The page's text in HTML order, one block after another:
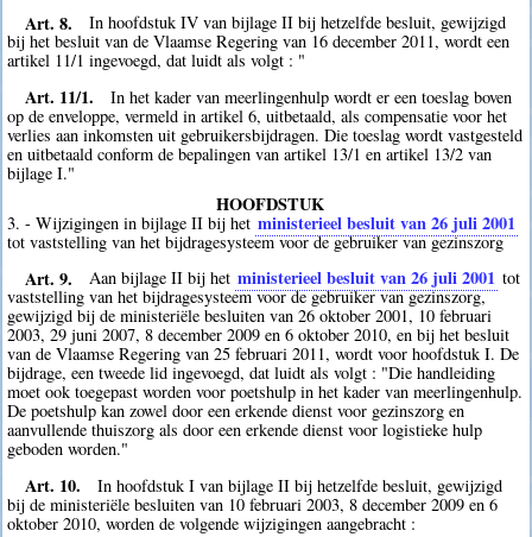
Art. 8.
In hoofdstuk IV van bijlage II bij hetzelfde besluit, gewijzigd
bij het besluit van de Vlaamse Regering van 16 december 2011, wordt een
artikel 11/1 ingevoegd, dat luidt als volgt : "
Art. 11/1.
In het kader van meerlingenhulp wordt er een toeslag boven
op de enveloppe, vermeld in artikel 6, uitbetaald, als compensatie voor het
verlies aan inkomsten uit gebruikersbijdragen. Die toeslag wordt vastgesteld
en uitbetaald conform de bepalingen van artikel 13/1 en artikel 13/2 van
bijlage I."
HOOFDSTUK
3. - Wijzigingen in bijlage II bij het ministerieel besluit van 26 juli 2001
tot vaststelling van het bijdragesysteem voor de gebruiker van gezinszorg
Art. 9. Aan bijlage II bij het ministerieel besluit van 26 juli 2001 tot
vaststelling van het bijdragesysteem voor de gebruiker van gezinszorg,
gewijzigd bij de ministeriële besluiten van 26 oktober 2001, 10 februari
2003, 29 juni 2007, 8 december 2009 en 6 oktober 2010, en bij het besluit
van de Vlaamse Regering van 25 februari 2011, wordt voor hoofdstuk I. De
bijdrage, een tweede lid ingevoegd, dat luidt als volgt : "Die handleiding
moet ook toegepast worden voor poetshulp in het kader van meerlingenhulp.
De poetshulp kan zowel door een erkende dienst voor gezinszorg en
aanvullende thuiszorg als door een erkende dienst voor logistieke hulp
geboden worden."
Art. 10.
In hoofdstuk I van bijlage II bij hetzelfde besluit, gewijzigd
bij de ministeriële besluiten van 10 februari 2003, 8 december 2009 en 6
oktober 2010, worden de volgende wijzigingen aangebracht :